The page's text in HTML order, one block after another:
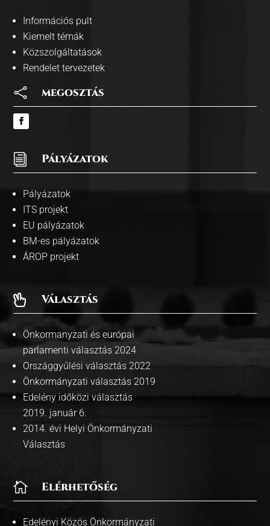
Információs pult
Kiemelt témák
Közszolgáltatások
Rendelet tervezetek
 megosztás
i Pályázatok
Pályázatok
ITS projekt
EU pályázatok
BM-es pályázatok
ÁROP projekt
 Választás
Önkormanyzati és európai
parlamenti választás 2024
Országgyűlési választás 2022
Önkormányzati választás 2019
Edelény időközi választás
2019. január 6.
2014. évi Helyi Önkormányzati
Választás
 Elérhetőség
Edelényi Közös Önkormányzati